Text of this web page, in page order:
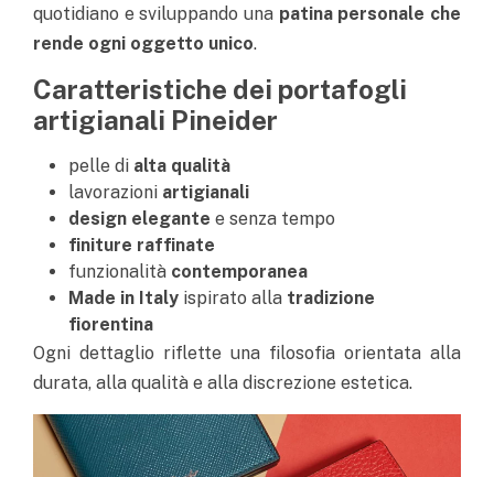
quotidiano e sviluppando una patina personale che
rende ogni oggetto unico.
Caratteristiche dei portafogli
artigianali Pineider
pelle di alta qualità
lavorazioni artigianali
design elegante e senza tempo
finiture raffinate
funzionalità contemporanea
Made in Italy ispirato alla tradizione
fiorentina
Ogni dettaglio riflette una filosofia orientata alla
durata, alla qualità e alla discrezione estetica.